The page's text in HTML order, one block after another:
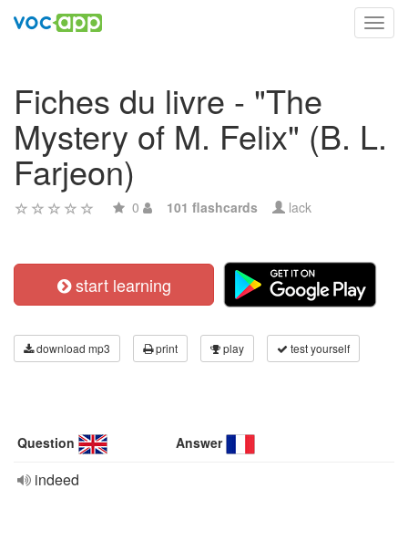
Fiches du livre - "The
Mystery of M. Felix" (B. L.
Farjeon)
0 101 flashcards lack
start learning
download mp3 print play test yourself
Question Answer
indeed